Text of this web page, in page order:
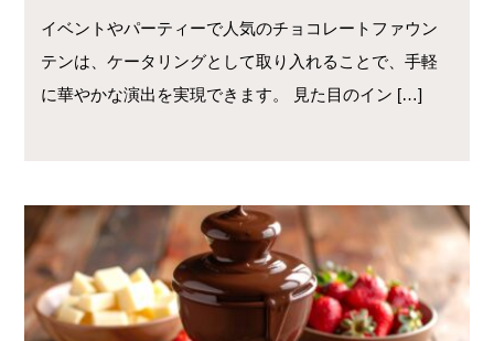
イベントやパーティーで人気のチョコレートファウン
テンは、ケータリングとして取り入れることで、手軽
に華やかな演出を実現できます。 見た目のイン […]